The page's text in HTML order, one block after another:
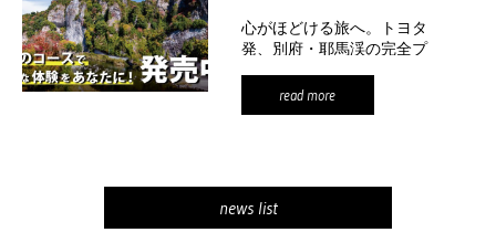
心がほどける旅へ。トヨタ
発、別府・耶馬渓の完全プ
地元ガ […]
read more
news list